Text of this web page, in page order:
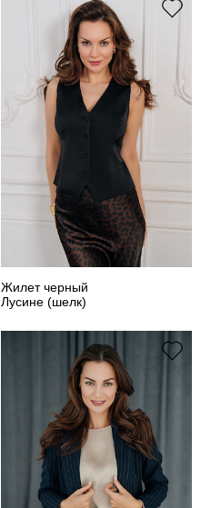
Жилет черный
Лусине (шелк)